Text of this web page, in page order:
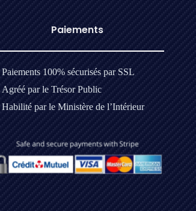
Paiements​
Paiements 100% sécurisés par SSL
Agréé par le Trésor Public
Habilité par le Ministère de l’Intérieur